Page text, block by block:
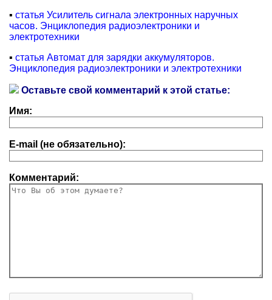
▪ статья Усилитель сигнала электронных наручных
часов. Энциклопедия радиоэлектроники и
электротехники
▪ статья Автомат для зарядки аккумуляторов.
Энциклопедия радиоэлектроники и электротехники
Оставьте свой комментарий к этой статье:
Имя:
E-mail (не обязательно):
Комментарий: